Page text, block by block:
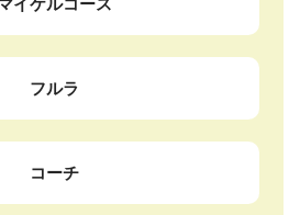
フルラ
コーチ